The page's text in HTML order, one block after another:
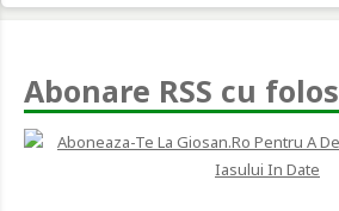
Abonare RSS cu folos